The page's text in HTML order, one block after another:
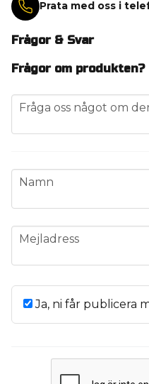
Prata med oss i
Frågor & Svar
Frågor om produkten?
question
Fråga oss något om
name
Namn
email
Mejladress
Ja, ni får publicera